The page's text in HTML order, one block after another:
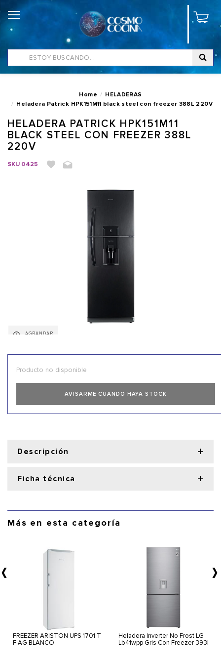
Home
HELADERAS
Heladera Patrick HPK151M11 black steel con freezer 388L 220V
HELADERA PATRICK HPK151M11
BLACK STEEL CON FREEZER 388L
220V
SKU 0425
AGRANDAR
Producto no disponible
AVISARME CUANDO HAYA STOCK
Descripción
Ficha técnica
Más en esta categoría
FREEZER ARISTON UPS 1701 T
F AG BLANCO
Heladera Inverter No Frost LG
Lb41wpp Gris Con Freezer 393l